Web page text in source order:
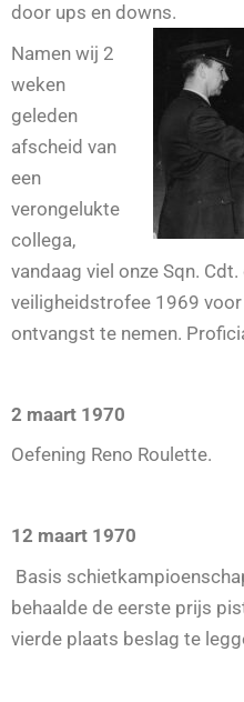
door ups en downs.
Namen wij 2
weken
geleden
afscheid van
een
verongelukte
collega,
vandaag viel onze Sqn.
veiligheidstrofee 1969
ontvangst te nemen.
2 maart 1970
Oefening Reno Roulette.
12 maart 1970
Basis
behaalde de eerste prijs
vierde plaats beslag te